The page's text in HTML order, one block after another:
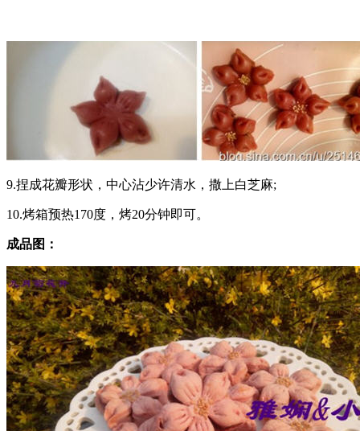
9.捏成花瓣形状，中心沾少许清水，撒上白芝麻;
10.烤箱预热170度，烤20分钟即可。
成品图：